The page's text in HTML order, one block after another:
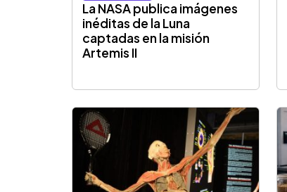
La NASA publica imágenes
inéditas de la Luna
captadas en la misión
Artemis II